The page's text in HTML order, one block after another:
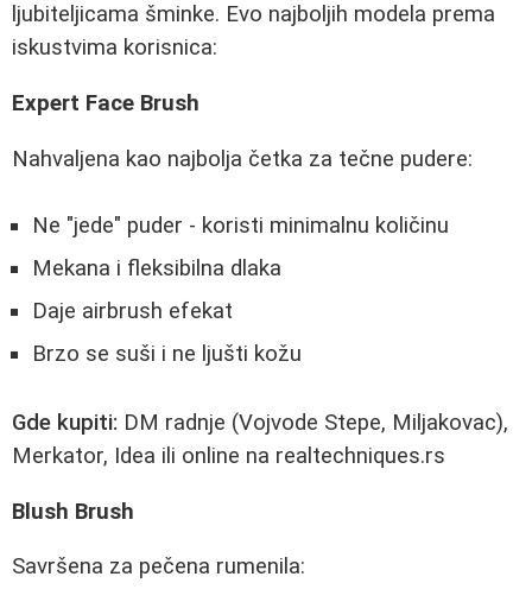
ljubiteljicama šminke. Evo najboljih modela prema
iskustvima korisnica:
Expert Face Brush
Nahvaljena kao najbolja četka za tečne pudere:
Ne "jede" puder - koristi minimalnu količinu
Mekana i fleksibilna dlaka
Daje airbrush efekat
Brzo se suši i ne ljušti kožu
Gde kupiti: DM radnje (Vojvode Stepe, Miljakovac),
Merkator, Idea ili online na realtechniques.rs
Blush Brush
Savršena za pečena rumenila: